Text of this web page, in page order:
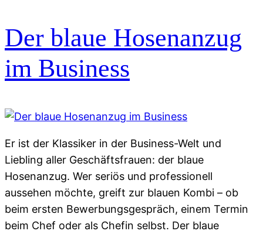
Der blaue Hosenanzug
im Business
Er ist der Klassiker in der Business-Welt und
Liebling aller Geschäftsfrauen: der blaue
Hosenanzug. Wer seriös und professionell
aussehen möchte, greift zur blauen Kombi – ob
beim ersten Bewerbungsgespräch, einem Termin
beim Chef oder als Chefin selbst. Der blaue